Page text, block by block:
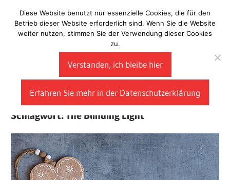
Inhalt
springen
Laberladen
Schlagwort: The Blinding Light
Diese Website benutzt nur essenzielle Cookies, die für den
Betrieb dieser Website erforderlich sind. Wenn Sie die Website
weiter nutzen, stimmen Sie der Verwendung dieser Cookies
zu.
Verstanden, ich bleibe hier
Erfahren Sie mehr in der Datenschutzerklärung